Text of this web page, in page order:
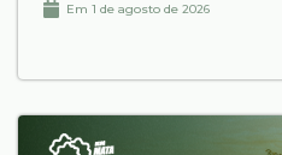
Em 1 de agosto de 2026